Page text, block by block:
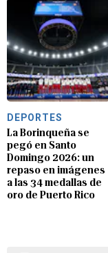
DEPORTES
La Borinqueña se
pegó en Santo
Domingo 2026: un
repaso en imágenes
a las 34 medallas de
oro de Puerto Rico